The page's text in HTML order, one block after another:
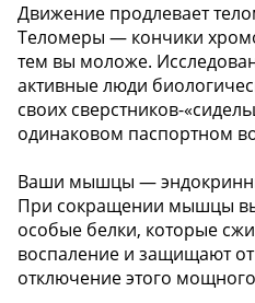
Движение продлевает
Теломеры — кончики
тем вы моложе.
активные люди
своих сверстников-
одинаковом паспортном
Ваши мышцы —
При сокращении мышцы
особые белки, которые
воспаление и защищают
отключение этого